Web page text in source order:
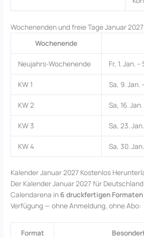
Wochenenden und freie Tage Januar 2027
Wochenende
Neujahrs-Wochenende Fr, 1. Jan.
KW 1 Sa, 9. Jan.
KW 2 Sa, 16. Jan.
KW 3 Sa, 23.
KW 4 Sa, 30.
Kalender Januar 2027 Kostenlos
Der Kalender Januar 2027 für
Calendarena in 6 druckfertigen Formaten
Verfügung — ohne Anmeldung, ohne Abo:
Format